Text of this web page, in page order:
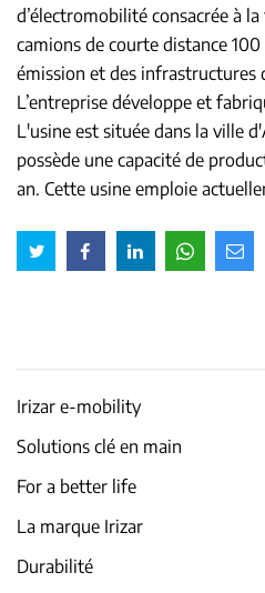
d’électromobilité consacrée à
camions de courte distance
émission et des infrastructures
L’entreprise développe et
L'usine est située dans la ville
possède une capacité de
an. Cette usine emploie
Irizar e-mobility
Solutions clé en main
For a better life
La marque Irizar
Durabilité